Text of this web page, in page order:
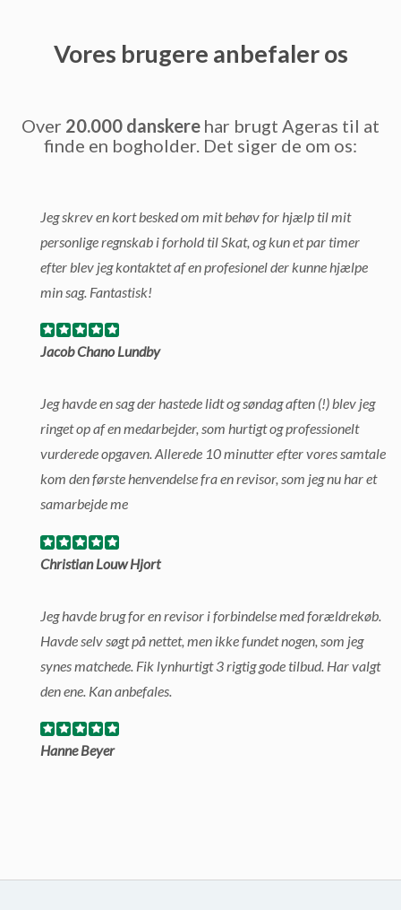
Vores brugere anbefaler os
Over 20.000 danskere har brugt Ageras til at
finde en bogholder. Det siger de om os:
Jeg skrev en kort besked om mit behøv for hjælp til mit
personlige regnskab i forhold til Skat, og kun et par timer
efter blev jeg kontaktet af en profesionel der kunne hjælpe
min sag. Fantastisk!
Jacob Chano Lundby
Jeg havde en sag der hastede lidt og søndag aften (!) blev jeg
ringet op af en medarbejder, som hurtigt og professionelt
vurderede opgaven. Allerede 10 minutter efter vores samtale
kom den første henvendelse fra en revisor, som jeg nu har et
samarbejde me
Christian Louw Hjort
Jeg havde brug for en revisor i forbindelse med forældrekøb.
Havde selv søgt på nettet, men ikke fundet nogen, som jeg
synes matchede. Fik lynhurtigt 3 rigtig gode tilbud. Har valgt
den ene. Kan anbefales.
Hanne Beyer